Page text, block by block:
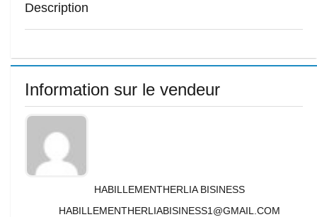
Description
Information sur le vendeur
HABILLEMENTHERLIA BISINESS
HABILLEMENTHERLIABISINESS1@GMAIL.COM